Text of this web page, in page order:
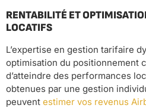
RENTABILITÉ ET
LOCATIFS
L’expertise en gestion tarifaire
optimisation du positionnement
d’atteindre des performances
obtenues par une gestion
peuvent estimer vos revenus